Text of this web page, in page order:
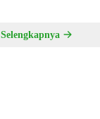
Selengkapnya